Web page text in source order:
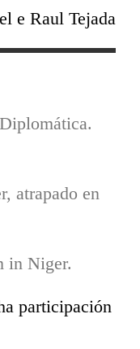
e Raul Tejada
atrapado en
in Niger.
participación